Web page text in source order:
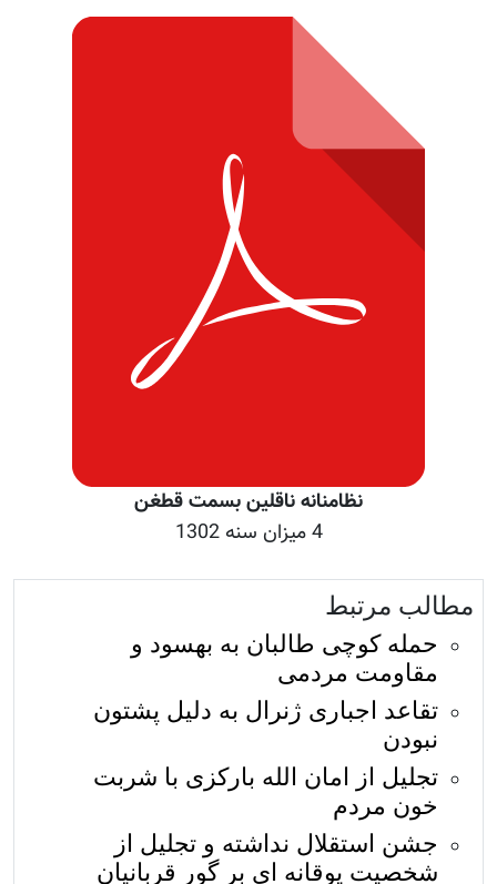
نظامنانه ناقلین بسمت قطغن
4 میزان سنه 1302
مطالب مرتبط
حمله کوچی طالبان به بهسود و
مقاومت مردمی
تقاعد اجباری ژنرال به دلیل پشتون
نبودن
تجلیل از امان الله بارکزی با شربت
خون مردم
جشن استقلال نداشته و تجلیل از
شخصیت پوقانه ای بر گور قربانیان